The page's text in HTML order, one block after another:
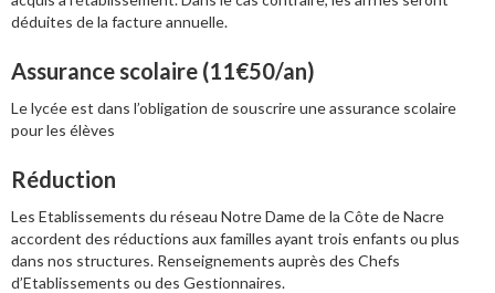
déduites de la facture annuelle.
Assurance scolaire (11€50/an)
Le lycée est dans l’obligation de souscrire une assurance scolaire
pour les élèves
Réduction
Les Etablissements du réseau Notre Dame de la Côte de Nacre
accordent des réductions aux familles ayant trois enfants ou plus
dans nos structures. Renseignements auprès des Chefs
d’Etablissements ou des Gestionnaires.